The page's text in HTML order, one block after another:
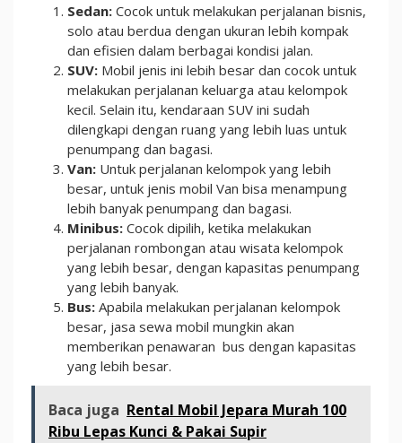
Sedan: Cocok untuk melakukan perjalanan bisnis,
solo atau berdua dengan ukuran lebih kompak
dan efisien dalam berbagai kondisi jalan.
SUV: Mobil jenis ini lebih besar dan cocok untuk
melakukan perjalanan keluarga atau kelompok
kecil. Selain itu, kendaraan SUV ini sudah
dilengkapi dengan ruang yang lebih luas untuk
penumpang dan bagasi.
Van: Untuk perjalanan kelompok yang lebih
besar, untuk jenis mobil Van bisa menampung
lebih banyak penumpang dan bagasi.
Minibus: Cocok dipilih, ketika melakukan
perjalanan rombongan atau wisata kelompok
yang lebih besar, dengan kapasitas penumpang
yang lebih banyak.
Bus: Apabila melakukan perjalanan kelompok
besar, jasa sewa mobil mungkin akan
memberikan penawaran bus dengan kapasitas
yang lebih besar.
Baca juga Rental Mobil Jepara Murah 100
Ribu Lepas Kunci & Pakai Supir